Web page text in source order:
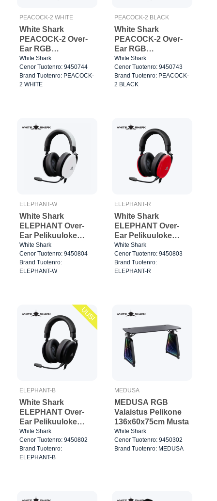
PEACOCK-2 WHITE
White Shark
PEACOCK-2 Over-
Ear RGB
Pelikuuloke
Valkoinen
White Shark
Cenor Tuotenro: 9450744
Brand Tuotenro: PEACOCK-
2 WHITE
PEACOCK-2 BLACK
White Shark
PEACOCK-2 Over-
Ear RGB
Pelikuuloke Musta
White Shark
Cenor Tuotenro: 9450743
Brand Tuotenro: PEACOCK-
2 BLACK
ELEPHANT-W
White Shark
ELEPHANT Over-
Ear Pelikuuloke
Valkoinen/Musta
White Shark
Cenor Tuotenro: 9450804
Brand Tuotenro:
ELEPHANT-W
ELEPHANT-R
White Shark
ELEPHANT Over-
Ear Pelikuuloke
Punainen/Musta
White Shark
Cenor Tuotenro: 9450803
Brand Tuotenro:
ELEPHANT-R
UUSI
ELEPHANT-B
White Shark
ELEPHANT Over-
Ear Pelikuuloke
Musta
White Shark
Cenor Tuotenro: 9450802
Brand Tuotenro:
ELEPHANT-B
MEDUSA
MEDUSA RGB
Valaistus Pelikone
136x60x75cm Musta
White Shark
Cenor Tuotenro: 9450302
Brand Tuotenro: MEDUSA